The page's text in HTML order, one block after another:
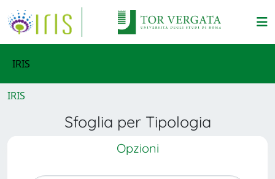
IRIS
IRIS
Sfoglia per Tipologia
Opzioni